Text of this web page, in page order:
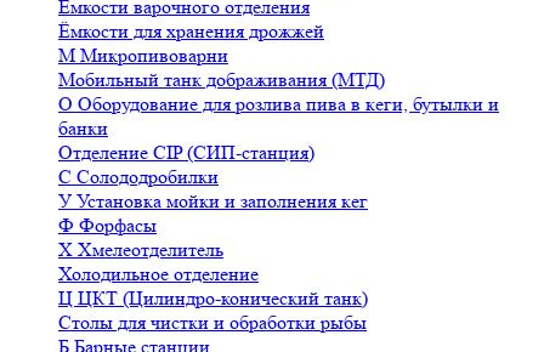
Ёмкости варочного отделения
Ёмкости для хранения дрожжей
М Микропивоварни
Мобильный танк дображивания (МТД)
О Оборудование для розлива пива в кеги, бутылки и
банки
Отделение CIP (СИП-станция)
С Солододробилки
У Установка мойки и заполнения кег
Ф Форфасы
Х Хмелеотделитель
Холодильное отделение
Ц ЦКТ (Цилиндро-конический танк)
Столы для чистки и обработки рыбы
Б Барные станции